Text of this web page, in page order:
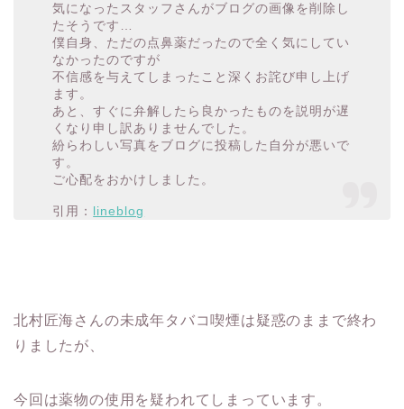
気になったスタッフさんがブログの画像を削除し
たそうです…
僕自身、ただの点鼻薬だったので全く気にしてい
なかったのですが
不信感を与えてしまったこと深くお詫び申し上げ
ます。
あと、すぐに弁解したら良かったものを説明が遅
くなり申し訳ありませんでした。
紛らわしい写真をブログに投稿した自分が悪いで
す。
ご心配をおかけしました。
引用： lineblog
北村匠海さんの未成年タバコ喫煙は疑惑のままで終わ
りましたが、
今回は薬物の使用を疑われてしまっています。